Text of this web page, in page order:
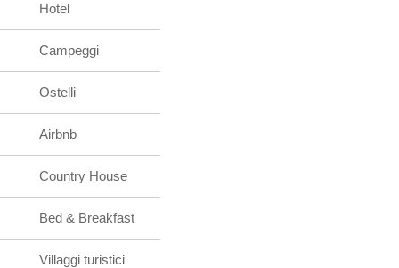
Hotel
Campeggi
Ostelli
Airbnb
Country House
Bed & Breakfast
Villaggi turistici